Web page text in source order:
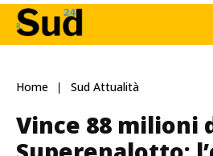
Home Sud Attualità
Vince 88 milioni